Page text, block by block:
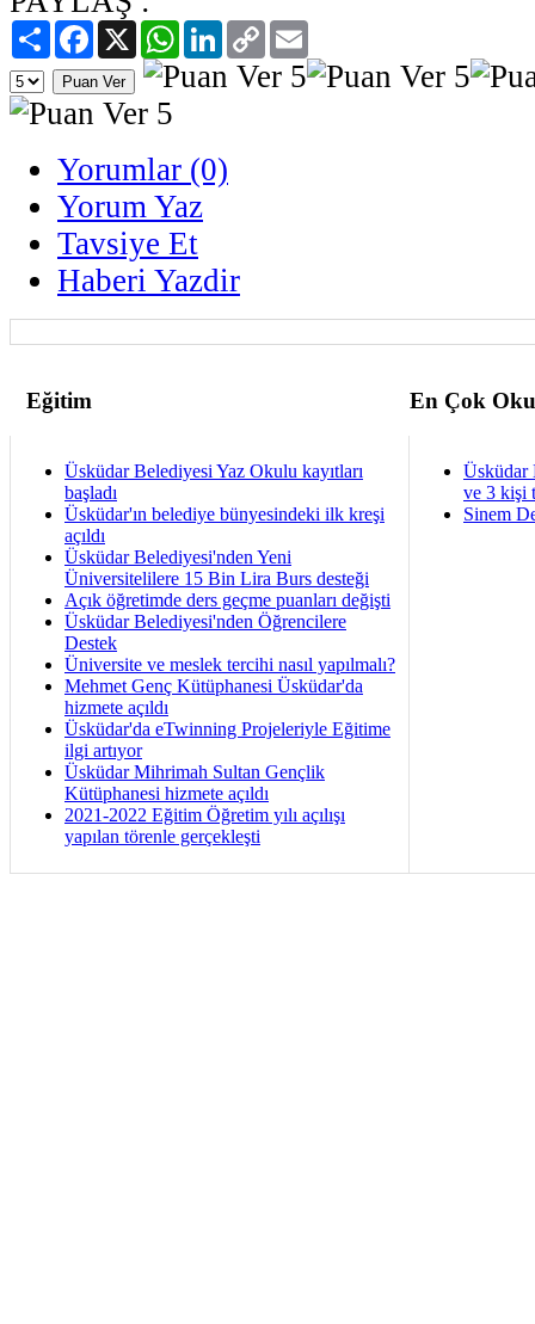
PaylaşFacebook
X WhatsAppLinkedIn
Copy
Link
Yorumlar (0)
Yorum Yaz
Tavsiye Et
Haberi Yazdir
Eğitim En Çok
Üsküdar Belediyesi Yaz Okulu kayıtları
başladı
Üsküdar'ın belediye bünyesindeki ilk kreşi
açıldı
Üsküdar Belediyesi'nden Yeni
Üniversitelilere 15 Bin Lira Burs desteği
Açık öğretimde ders geçme puanları değişti
Üsküdar Belediyesi'nden Öğrencilere
Destek
Üniversite ve meslek tercihi nasıl yapılmalı?
Mehmet Genç Kütüphanesi Üsküdar'da
hizmete açıldı
Üsküdar'da eTwinning Projeleriyle Eğitime
ilgi artıyor
Üsküdar Mihrimah Sultan Gençlik
Kütüphanesi hizmete açıldı
2021-2022 Eğitim Öğretim yılı açılışı
yapılan törenle gerçekleşti
Üsküdar
ve 3 kişi
Sinem